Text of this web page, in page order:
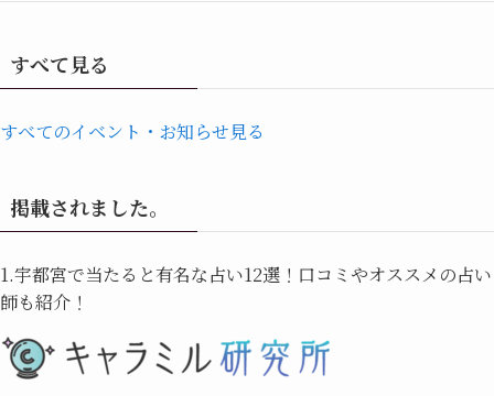
すべて見る
すべてのイベント・お知らせ見る
掲載されました。
1.宇都宮で当たると有名な占い12選！口コミやオススメの占い
師も紹介！